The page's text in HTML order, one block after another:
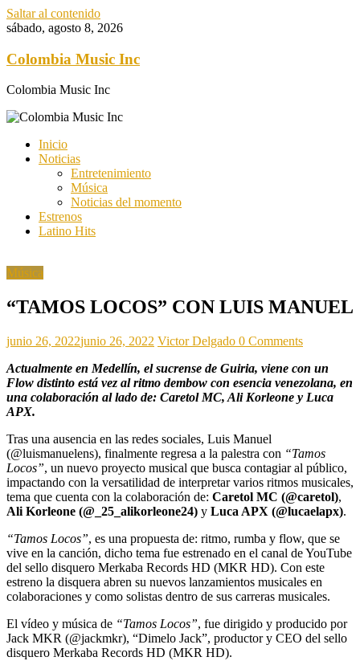
Saltar al contenido
sábado, agosto 8, 2026
Colombia Music Inc
Colombia Music Inc
Inicio
Noticias
Entretenimiento
Música
Noticias del momento
Estrenos
Latino Hits
Música
“TAMOS LOCOS” CON LUIS MANUEL
junio 26, 2022junio 26, 2022 Victor Delgado 0 Comments
Actualmente en Medellín, el sucrense de Guiria, viene con un
Flow distinto está vez al ritmo dembow con esencia venezolana, en
una colaboración al lado de: Caretol MC, Ali Korleone y Luca
APX.
Tras una ausencia en las redes sociales, Luis Manuel
(@luismanuelens), finalmente regresa a la palestra con “Tamos
Locos”, un nuevo proyecto musical que busca contagiar al público,
impactando con la versatilidad de interpretar varios ritmos musicales,
tema que cuenta con la colaboración de: Caretol MC (@caretol),
Ali Korleone (@_25_alikorleone24) y Luca APX (@lucaelapx).
“Tamos Locos”, es una propuesta de: ritmo, rumba y flow, que se
vive en la canción, dicho tema fue estrenado en el canal de YouTube
del sello disquero Merkaba Records HD (MKR HD). Con este
estreno la disquera abren su nuevos lanzamientos musicales en
colaboraciones y como solistas dentro de sus carreras musicales.
El vídeo y música de “Tamos Locos”, fue dirigido y producido por
Jack MKR (@jackmkr), “Dimelo Jack”, productor y CEO del sello
disquero Merkaba Records HD (MKR HD).